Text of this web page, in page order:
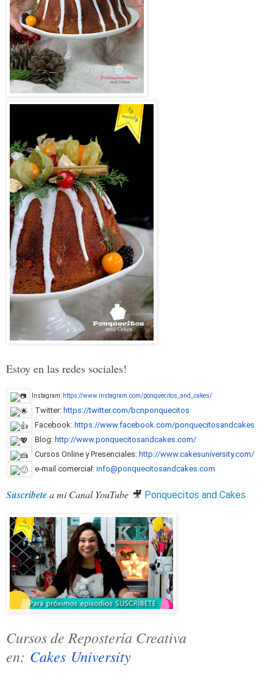
Estoy en las redes sociales!
Instagram: https://www.instagram.com/ponquecitos_and_cakes/
Twitter: https://twitter.com/bcnponquecitos
Facebook: https://www.facebook.com/ponquecitosandcakes
Blog: http://www.ponquecitosandcakes .com/
Cursos Online y Presenciales: http://www.cakesuniversity.com/
e-mail comercial: info@ponquecitosandcakes.com
Suscribetea mi Canal YouTube 🎥 Ponquecitos and Cakes
Cursos de Repostería Creativa
en: Cakes University